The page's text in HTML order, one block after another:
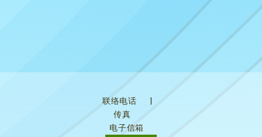
联络电话
传真
电子信箱